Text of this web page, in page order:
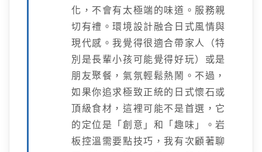
化，不會有太極端的味道。服務親
切有禮。環境設計融合日式風情與
現代感。我覺得很適合帶家人（特
別是長輩小孩可能覺得好玩）或是
朋友聚餐，氣氛輕鬆熱鬧。不過，
如果你追求極致正統的日式懷石或
頂級食材，這裡可能不是首選，它
的定位是「創意」和「趣味」。岩
板控溫需要點技巧，我有次顧著聊